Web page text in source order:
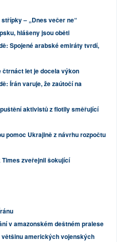
– „Dnes večer ne“
hlášeny jsou oběti
Spojené arabské emiráty tvrdí,
čtrnáct let je docela výkon
Írán varuje, že zaútočí na
aktivistů z flotily směřující
pomoc Ukrajině z návrhu rozpočtu
zveřejnil šokující
v amazonském deštném pralese
amerických vojenských